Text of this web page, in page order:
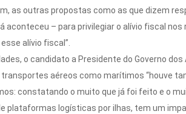
as outras propostas como as que dizem
aconteceu – para privilegiar o alívio fiscal
alívio fiscal”.
o candidato a Presidente do Governo
aéreos como marítimos “houve
constatando o muito que já foi feito e o
plataformas logísticas por ilhas, tem um